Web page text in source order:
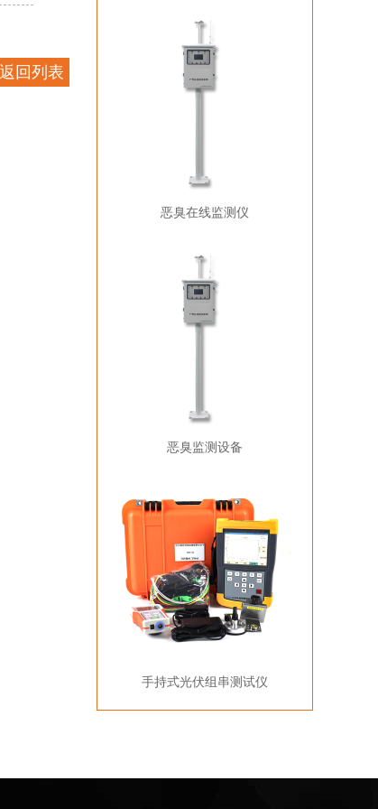
返回列表
恶臭在线监测仪
恶臭监测设备
手持式光伏组串测试仪